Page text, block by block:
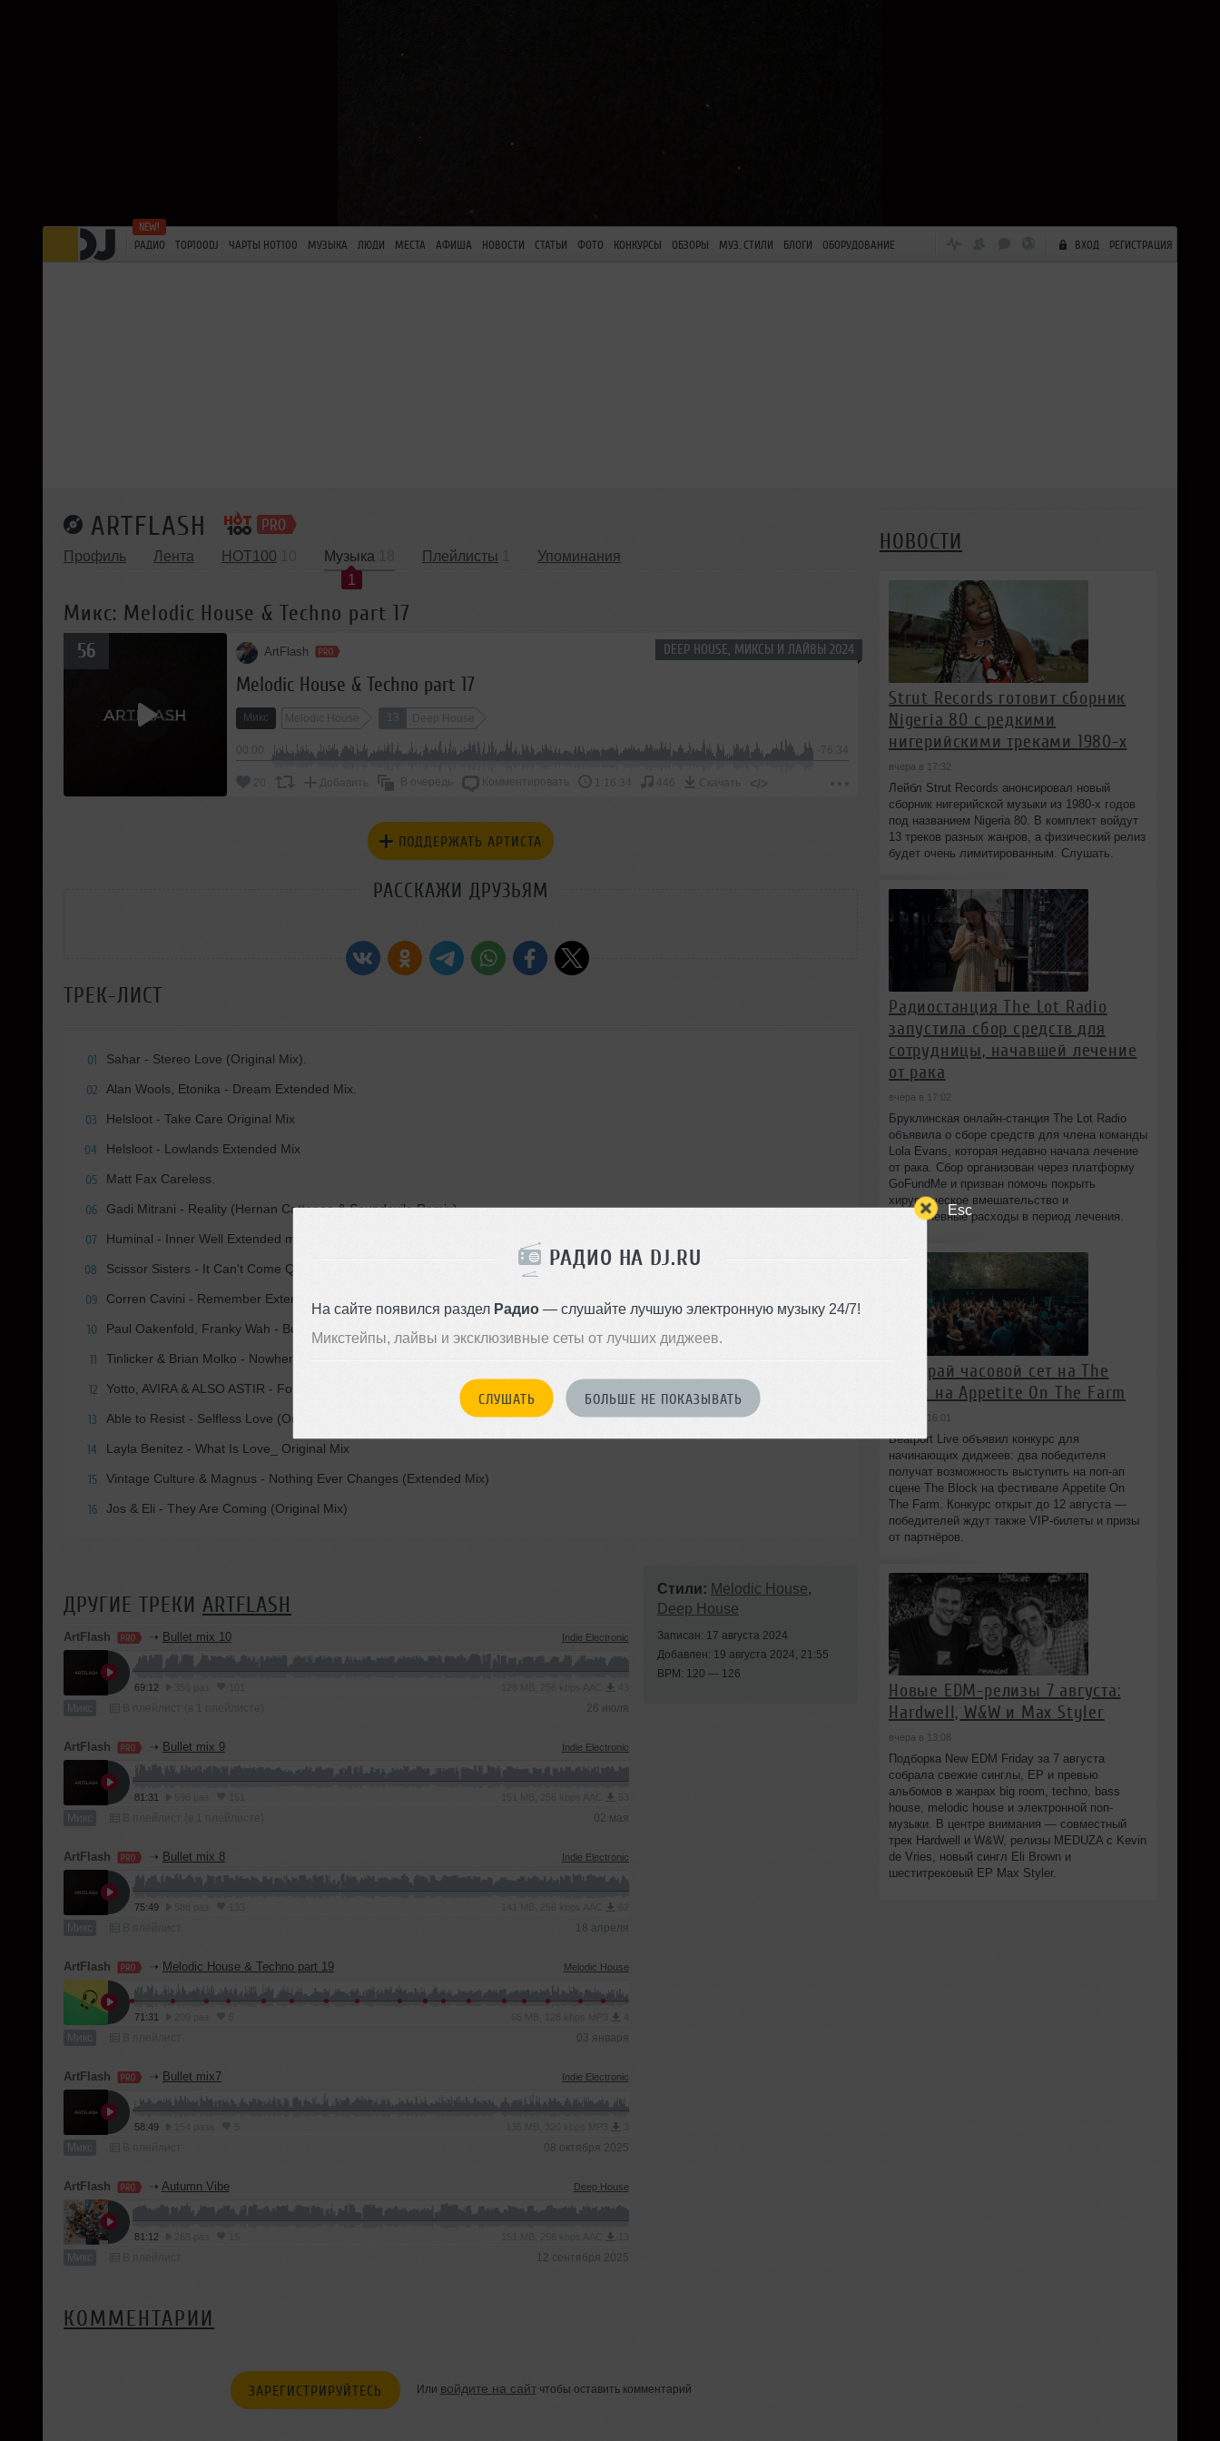
Esc
РАДИО НА DJ.RU
На сайте появился раздел Радио— слушайте лучшую электронную музыку 24/7!
Микстейпы, лайвы и эксклюзивные сеты от лучших диджеев.
СЛУШАТЬ БОЛЬШЕ НЕ ПОКАЗЫВАТЬ
РАДИО TOP100DJ ЧАРТЫ HOT100 МУЗЫКА ЛЮДИ МЕСТА АФИША НОВОСТИ СТАТЬИ ФОТО КОНКУРСЫ ОБЗОРЫ МУЗ. СТИЛИ БЛОГИ ОБОРУДОВАНИЕ ВХОД РЕГИСТРАЦИЯ
ARTFLASH
Профиль Лента HOT100
Музыка
1
Плейлисты Упоминания
Микс: Melodic House & Techno part 17
DEEP HOUSE, МИКСЫ И ЛАЙВЫ 2024
56 ArtFlash
Melodic House & Techno part 17
Микс Melodic House 13 Deep House
-76:34
20 Добавить В очередь Комментировать 1:16:34 446 Скачать </>
ПОДДЕРЖАТЬ АРТИСТА
РАССКАЖИ ДРУЗЬЯМ
ТРЕК-ЛИСТ
01 Sahar - Stereo Love (Original Mix).
02 Alan Wools, Etonika - Dream Extended Mix.
03 Helsloot - Take Care Original Mix
04 Helsloot - Lowlands Extended Mix
05 Matt Fax Careless.
06 Gadi Mitrani - Reality (Hernan Cattaneo & Soundexile Remix).
07 Huminal - Inner Well Extended mix.
08 Scissor Sisters - It Can't Come Quickly Enough (Max Freegrant Extended Remix)
09 Corren Cavini - Remember Extended Club Mix
10 Paul Oakenfold, Franky Wah - Bullet In The Gun (Original Mix)
11 Tinlicker & Brian Molko - Nowhere To Go Extended Mix
12 Yotto, AVIRA & ALSO ASTIR - Forget (Extended Mix)
13 Able to Resist - Selfless Love (Original Mix) -
14 Layla Benitez - What Is Love_ Original Mix
15 Vintage Culture & Magnus - Nothing Ever Changes (Extended Mix)
16 Jos & Eli - They Are Coming (Original Mix)
ДРУГИЕ ТРЕКИ ARTFLASH
ArtFlash ➝ Bullet mix 10 Indie Electronic
69:12
Микс 26 июля
ArtFlash ➝ Bullet mix 9 Indie Electronic
81:31
Микс 02 мая
ArtFlash ➝ Bullet mix 8 Indie Electronic
75:49
Микс 18 апреля
ArtFlash ➝ Melodic House & Techno part 19 Melodic House
71:31
Микс 03 января
ArtFlash ➝ Bullet mix7 Indie Electronic
58:49
Микс 08 октября 2025
ArtFlash ➝ Autumn Vibe Deep House
81:12
Микс 12 сентября 2025
Стили: Melodic House,
Deep House
Записан: 17 августа 2024
Добавлен: 19 августа 2024, 21:55
BPM: 120 — 126
КОММЕНТАРИИ
ЗАРЕГИСТРИРУЙТЕСЬ Или войдите на сайтчтобы оставить комментарий
НОВОСТИ
Strut Records готовит сборник
Nigeria 80 с редкими
нигерийскими треками 1980-х
вчера в 17:32
Лейбл Strut Records анонсировал новый
сборник нигерийской музыки из 1980-х годов
под названием Nigeria 80. В комплект войдут
13 треков разных жанров, а физический релиз
будет очень лимитированным. Слушать.
Радиостанция The Lot Radio
запустила сбор средств для
сотрудницы, начавшей лечение
от рака
вчера в 17:02
Бруклинская онлайн-станция The Lot Radio
объявила о сборе средств для члена команды
Lola Evans, которая недавно начала лечение
от рака. Сбор организован через платформу
GoFundMe и призван помочь покрыть
хирургическое вмешательство и
повседневные расходы в период лечения.
Выиграй часовой сет на The
Block на Appetite On The Farm
вчера в 16:01
Beatport Live объявил конкурс для
начинающих диджеев: два победителя
получат возможность выступить на поп‑ап
сцене The Block на фестивале Appetite On
The Farm. Конкурс открыт до 12 августа —
победителей ждут также VIP‑билеты и призы
от партнёров.
Новые EDM-релизы 7 августа:
Hardwell, W&W и Max Styler
вчера в 13:08
Подборка New EDM Friday за 7 августа
собрала свежие синглы, EP и превью
альбомов в жанрах big room, techno, bass
house, melodic house и электронной поп-
музыки. В центре внимания — совместный
трек Hardwell и W&W, релизы MEDUZA с Kevin
de Vries, новый сингл Eli Brown и
шеститрековый EP Max Styler.